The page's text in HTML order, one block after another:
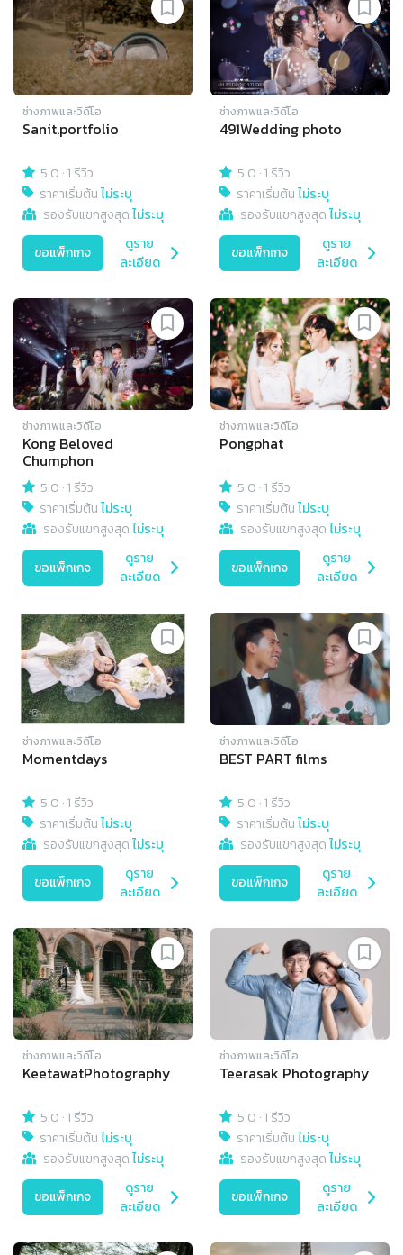
ช่างภาพและวิดีโอ
Sanit.portfolio
5.0 ·1 รีวิว
ราคาเริ่มต้นไม่ระบุ
รองรับแขกสูงสุดไม่ระบุ
ขอแพ็กเกจ
ดูราย
ละเอียด
ช่างภาพและวิดีโอ
491Wedding photo
5.0 ·1 รีวิว
ราคาเริ่มต้นไม่ระบุ
รองรับแขกสูงสุดไม่ระบุ
ขอแพ็กเกจ
ดูราย
ละเอียด
ช่างภาพและวิดีโอ
Kong Beloved
Chumphon
5.0 ·1 รีวิว
ราคาเริ่มต้นไม่ระบุ
รองรับแขกสูงสุดไม่ระบุ
ขอแพ็กเกจ
ดูราย
ละเอียด
ช่างภาพและวิดีโอ
Pongphat
5.0 ·1 รีวิว
ราคาเริ่มต้นไม่ระบุ
รองรับแขกสูงสุดไม่ระบุ
ขอแพ็กเกจ
ดูราย
ละเอียด
ช่างภาพและวิดีโอ
Momentdays
5.0 ·1 รีวิว
ราคาเริ่มต้นไม่ระบุ
รองรับแขกสูงสุดไม่ระบุ
ขอแพ็กเกจ
ดูราย
ละเอียด
ช่างภาพและวิดีโอ
BEST PART films
5.0 ·1 รีวิว
ราคาเริ่มต้นไม่ระบุ
รองรับแขกสูงสุดไม่ระบุ
ขอแพ็กเกจ
ดูราย
ละเอียด
ช่างภาพและวิดีโอ
KeetawatPhotography
5.0 ·1 รีวิว
ราคาเริ่มต้นไม่ระบุ
รองรับแขกสูงสุดไม่ระบุ
ขอแพ็กเกจ
ดูราย
ละเอียด
ช่างภาพและวิดีโอ
Teerasak Photography
5.0 ·1 รีวิว
ราคาเริ่มต้นไม่ระบุ
รองรับแขกสูงสุดไม่ระบุ
ขอแพ็กเกจ
ดูราย
ละเอียด